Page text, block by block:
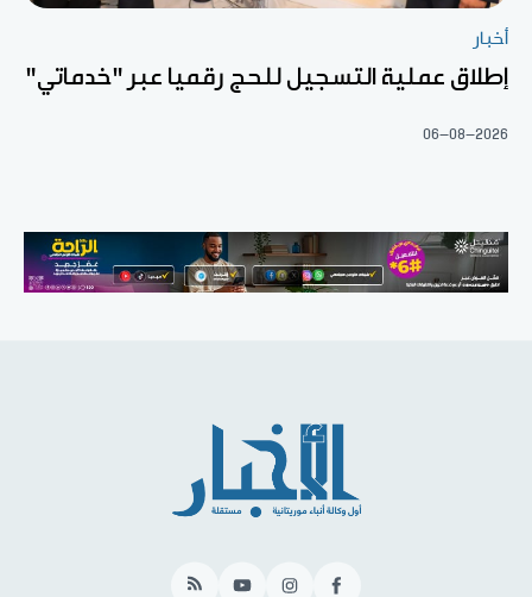
أخبار
إطلاق عملية التسجيل للحج رقميا عبر "خدماتي"
06-08-2026